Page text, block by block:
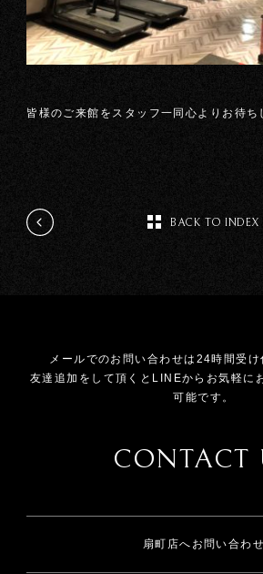
皆様のご来館をスタッフ一同心よりお待ち
BACK TO INDEX
メールでのお問い合わせは24時間受け
友達追加をして頂くとLINEからお気軽に
可能です。
CONTACT
扇町店へお問い合わせ